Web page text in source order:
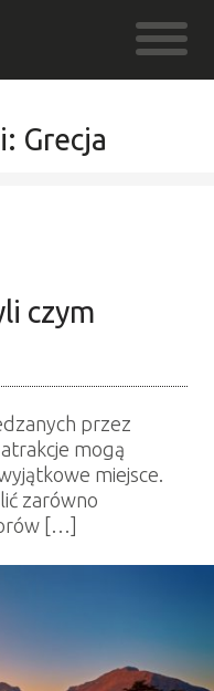
Grecja
czym
przez
mogą
miejsce.
zarówno
[…]